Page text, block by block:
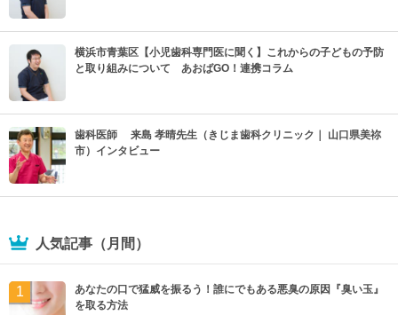
横浜市青葉区【小児歯科専門医に聞く】これからの子どもの予防
と取り組みについて あおばGO！連携コラム
歯科医師 来島 孝晴先生（きじま歯科クリニック｜ 山口県美祢
市）インタビュー
人気記事（月間）
あなたの口で猛威を振るう！誰にでもある悪臭の原因『臭い玉』
を取る方法